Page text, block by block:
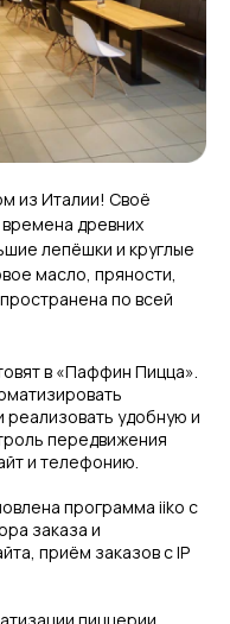
из Италии! Своё
древних
лепёшки и круглые
масло, пряности,
по всей
в «Паффин Пицца».
реализовать удобную и
передвижения
и телефонию.
программа iiko с
заказа и
приём заказов с IP